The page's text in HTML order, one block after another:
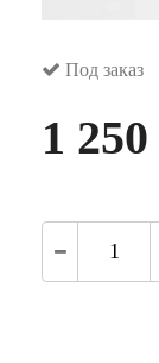
Под заказ
1 250